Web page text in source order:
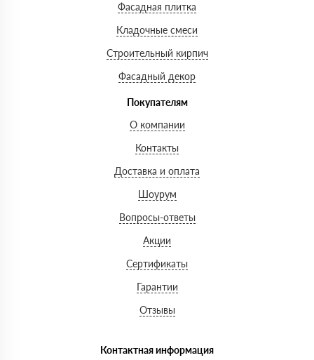
Фасадная плитка
Кладочные смеси
Строительный кирпич
Фасадный декор
Покупателям
О компании
Контакты
Доставка и оплата
Шоурум
Вопросы-ответы
Акции
Сертификаты
Гарантии
Отзывы
Контактная информация